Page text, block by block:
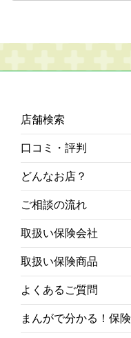
店舗検索
口コミ・評判
どんなお店？
ご相談の流れ
取扱い保険会社
取扱い保険商品
よくあるご質問
まんがで分かる！保